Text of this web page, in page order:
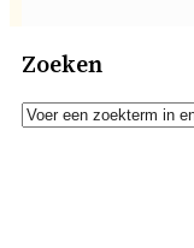
Zoeken
Zoeken